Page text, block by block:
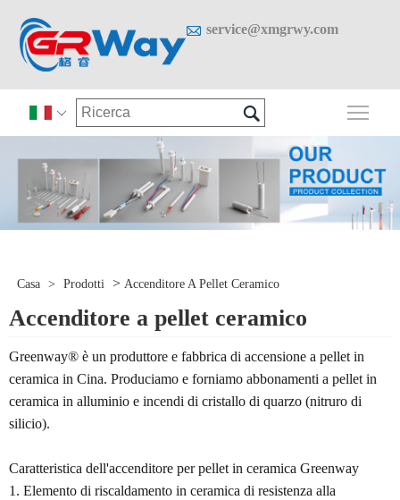
 service@xmgrwy.com
 
Casa > Prodotti > Accenditore A Pellet Ceramico
Accenditore a pellet ceramico
Greenway® è un produttore e fabbrica di accensione a pellet in
ceramica in Cina. Produciamo e forniamo abbonamenti a pellet in
ceramica in alluminio e incendi di cristallo di quarzo (nitruro di
silicio).
Caratteristica dell'accenditore per pellet in ceramica Greenway
1. Elemento di riscaldamento in ceramica di resistenza alla